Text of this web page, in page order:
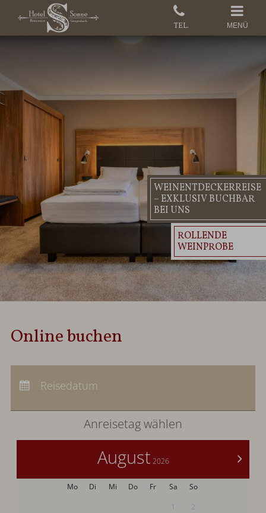
MENÜ
WEINENTDECKERREISE
– EXKLUSIV BUCHBAR
BEI UNS
ROLLENDE
WEINPROBE
Online buchen
Abreise:keine Auswahl
Reisedatum
Anreisetag wählen
>
August 2026
Mo Di Mi Do Fr Sa
So
1
2